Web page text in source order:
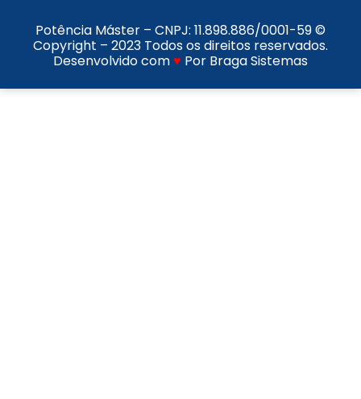
Potência Máster – CNPJ: 11.898.886/0001-59©
Copyright – 2023 Todos os direitos reservados.
Desenvolvido com♥ Por Braga Sistemas